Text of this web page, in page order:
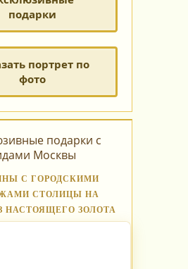
подарки
портрет по
фото
подарки с
Москвы
С ГОРОДСКИМИ
СТОЛИЦЫ НА
НАСТОЯЩЕГО ЗОЛОТА